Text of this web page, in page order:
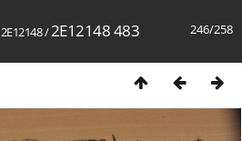
246/258
2E12148/2E12148 483